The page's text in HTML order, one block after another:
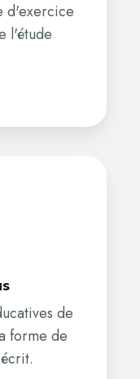
d'exercice
l'étude
de
forme de